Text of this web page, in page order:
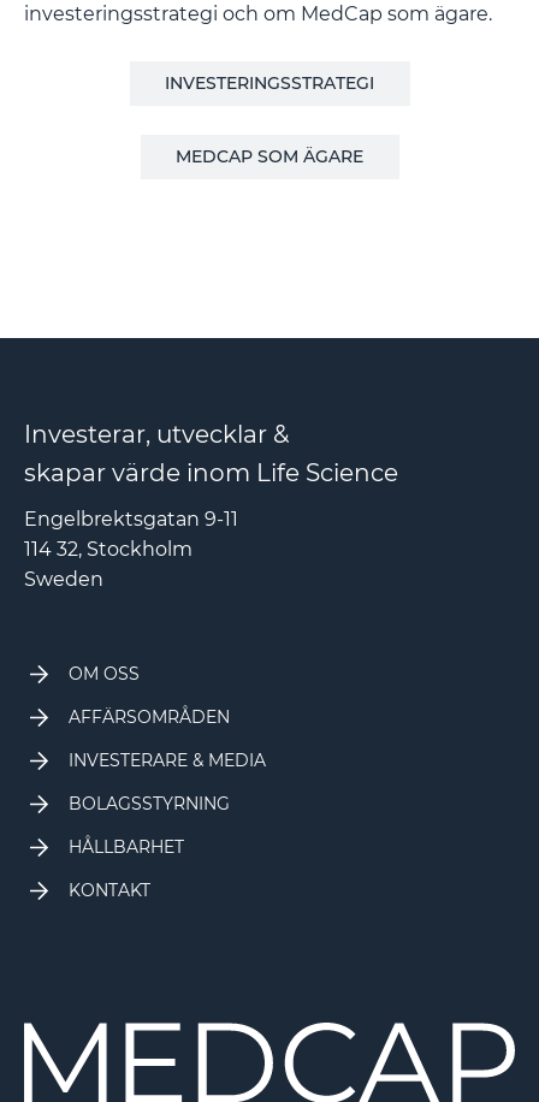
investeringsstrategi och om MedCap som ägare.
INVESTERINGSSTRATEGI
MEDCAP SOM ÄGARE
Investerar, utvecklar &
skapar värde inom Life Science
Engelbrektsgatan 9-11
114 32, Stockholm
Sweden
OM OSS
AFFÄRSOMRÅDEN
INVESTERARE & MEDIA
BOLAGSSTYRNING
HÅLLBARHET
KONTAKT